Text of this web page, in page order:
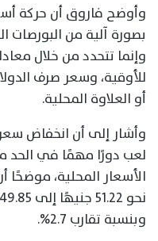
وأوضح فاروق أن حركة
بصورة آلية من البورصات
وإنما تتحدد من خلال
للأوقية، وسعر صرف
أو العلاوة المحلية.
وأشار إلى أن انخفاض سعر
لعب دورًا مهمًا في الحد
الأسعار المحلية، موضحًا
وبنسبة تقارب 2.7%.